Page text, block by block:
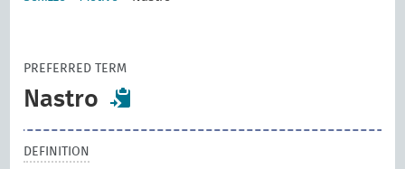
PREFERRED TERM
Nastro
DEFINITION